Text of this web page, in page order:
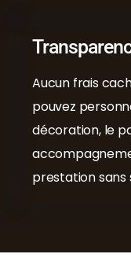
Aucun frais
pouvez
décoration, le
prestation sans